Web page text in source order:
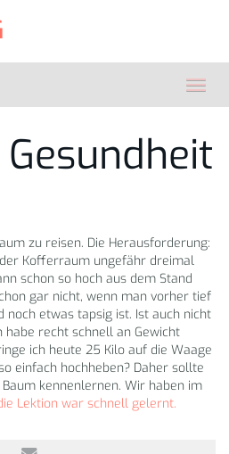
zu reisen. Die Herausforderung:
Kofferraum ungefähr dreimal
schon so hoch aus dem Stand
gar nicht, wenn man vorher tief
noch etwas tapsig ist. Ist auch nicht
recht schnell an Gewicht
ich heute 25 Kilo auf die Waage
einfach hochheben? Daher sollte
kennenlernen. Wir haben im
Lektion war schnell gelernt.